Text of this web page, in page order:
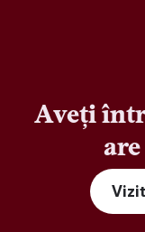
Aveți
are